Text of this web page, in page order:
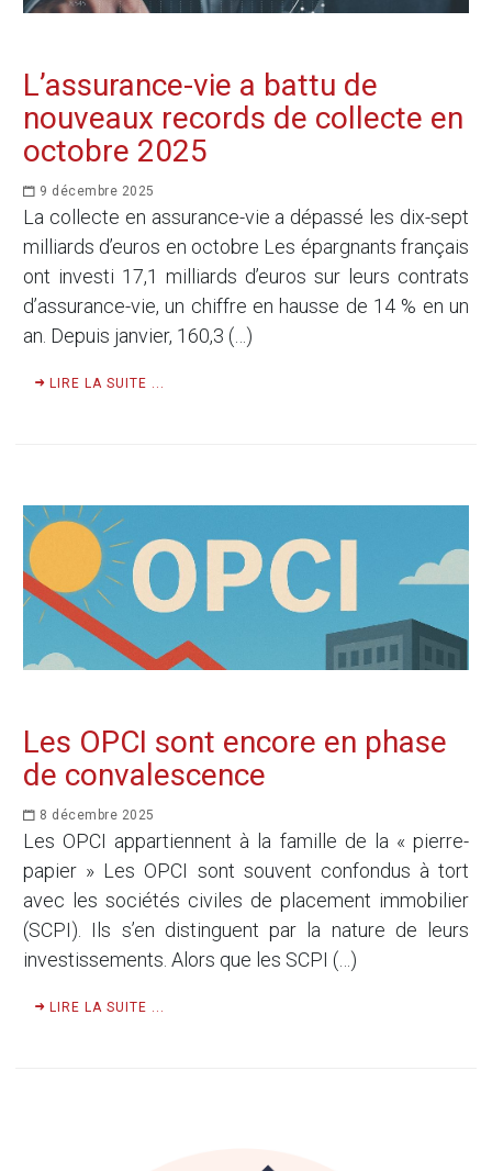
L’assurance-vie a battu de
nouveaux records de collecte en
octobre 2025
9 décembre 2025
La collecte en assurance-vie a dépassé les dix-sept
milliards d’euros en octobre Les épargnants français
ont investi 17,1 milliards d’euros sur leurs contrats
d’assurance-vie, un chiffre en hausse de 14 % en un
an. Depuis janvier, 160,3 (…)
LIRE LA SUITE ...
Les OPCI sont encore en phase
de convalescence
8 décembre 2025
Les OPCI appartiennent à la famille de la « pierre-
papier » Les OPCI sont souvent confondus à tort
avec les sociétés civiles de placement immobilier
(SCPI). Ils s’en distinguent par la nature de leurs
investissements. Alors que les SCPI (…)
LIRE LA SUITE ...